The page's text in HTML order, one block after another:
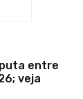
entre
veja